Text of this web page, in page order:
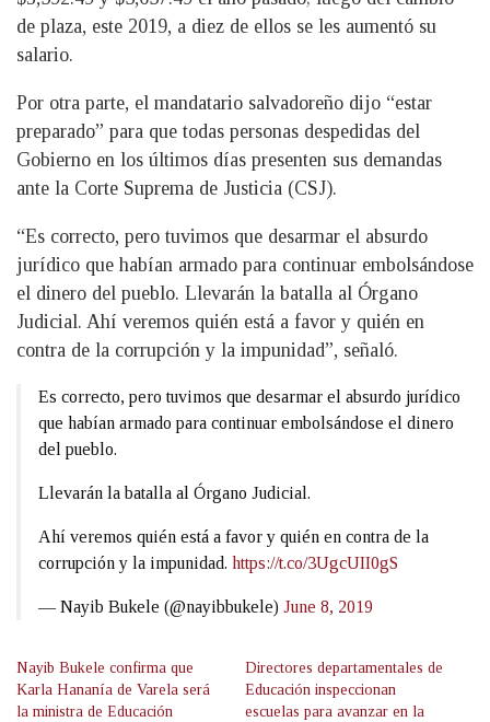
de plaza, este 2019, a diez de ellos se les aumentó su
salario.
Por otra parte, el mandatario salvadoreño dijo “estar
preparado” para que todas personas despedidas del
Gobierno en los últimos días presenten sus demandas
ante la Corte Suprema de Justicia (CSJ).
“Es correcto, pero tuvimos que desarmar el absurdo
jurídico que habían armado para continuar embolsándose
el dinero del pueblo. Llevarán la batalla al Órgano
Judicial. Ahí veremos quién está a favor y quién en
contra de la corrupción y la impunidad”, señaló.
Es correcto, pero tuvimos que desarmar el absurdo jurídico
que habían armado para continuar embolsándose el dinero
del pueblo.
Llevarán la batalla al Órgano Judicial.
Ahí veremos quién está a favor y quién en contra de la
corrupción y la impunidad. https://t.co/3UgcUII0gS
— Nayib Bukele (@nayibbukele) June 8, 2019
Nayib Bukele confirma que
Karla Hananía de Varela será
la ministra de Educación
Directores departamentales de
Educación inspeccionan
escuelas para avanzar en la